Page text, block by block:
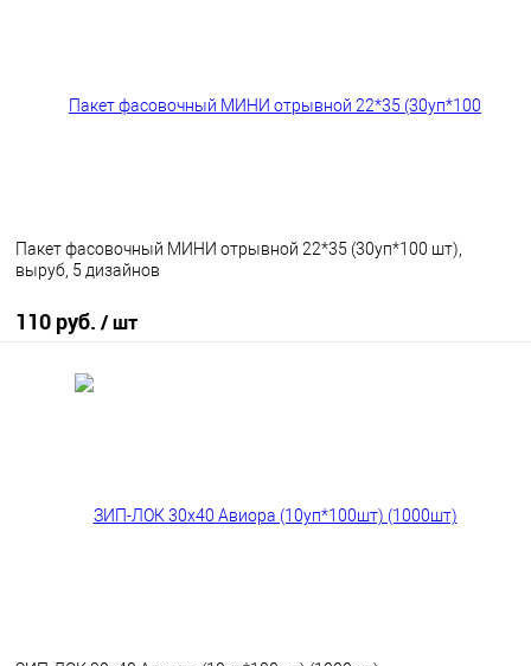
Пакет фасовочный МИНИ отрывной 22*35 (30уп*100 шт),
выруб, 5 дизайнов
110 руб. / шт